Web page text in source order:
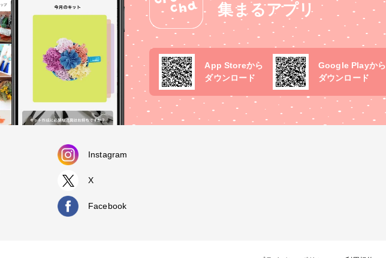
集まるアプリ
App Storeから
ダウンロード
Google Playから
ダウンロード
Instagram
X
Facebook